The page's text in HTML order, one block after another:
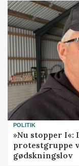
POLITIK
»Nu stopper
protestgruppe
gødskningslov